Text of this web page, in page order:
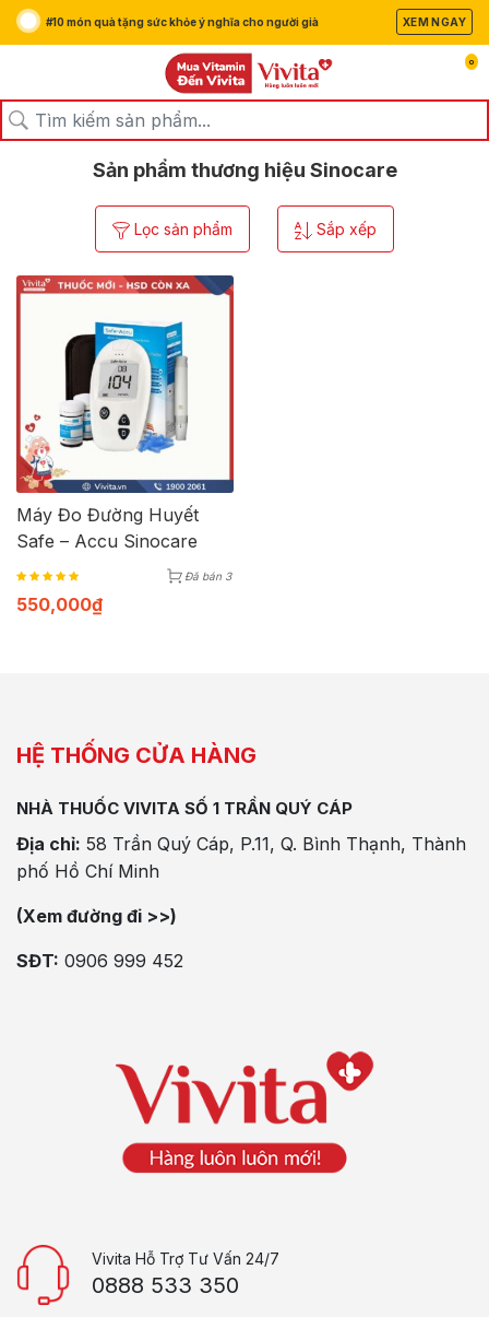
#10 món quà tặng sức khỏe ý nghĩa cho người già XEM NGAY
0
Trang chủ/Thương hiệu/
Sản phẩm thương hiệu Sinocare
Lọc sản phẩm Sắp xếp
Máy Đo Đường Huyết
Safe – Accu Sinocare
Đã bán 3
550,000₫
HỆ THỐNG CỬA HÀNG
NHÀ THUỐC VIVITA SỐ 1 TRẦN QUÝ CÁP
Địa chỉ: 58 Trần Quý Cáp, P.11, Q. Bình Thạnh, Thành
phố Hồ Chí Minh
(Xem đường đi >>)
SĐT: 0906 999 452
Vivita Hỗ Trợ Tư Vấn 24/7
0888 533 350